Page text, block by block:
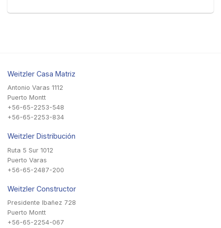
Weitzler Casa Matriz
Antonio Varas 1112
Puerto Montt
+56-65-2253-548
+56-65-2253-834
Weitzler Distribución
Ruta 5 Sur 1012
Puerto Varas
+56-65-2487-200
Weitzler Constructor
Presidente Ibañez 728
Puerto Montt
+56-65-2254-067